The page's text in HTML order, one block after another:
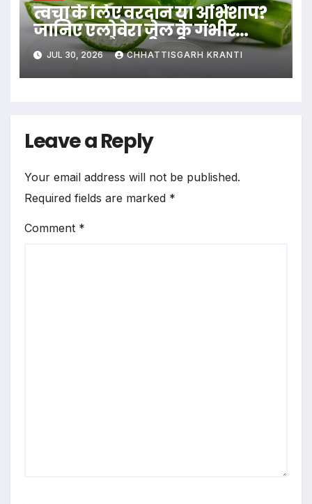
त्वचा के लिए वरदान या अभिशाप?
जानिए एलोवेरा जेल के गंभीर
नुकसान और सही तरीका….
JUL 30, 2026 CHHATTISGARH KRANTI
Leave a Reply
Your email address will not be published.
Required fields are marked *
Comment *